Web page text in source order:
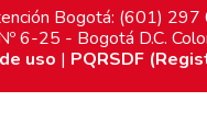
Bogotá: (601)
6-25 - Bogotá D.C.
uso | PQRSDF